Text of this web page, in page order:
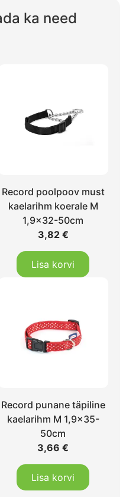
ka need
Record poolpoov must
kaelarihm koerale M
1,9×32-50cm
3,82 €
Lisa korvi
Record punane täpiline
kaelarihm M 1,9×35-
50cm
3,66€
Lisa korvi